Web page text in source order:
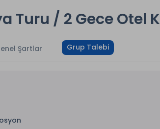
Turu / 2 Gece Otel
Şartlar Grup Talebi